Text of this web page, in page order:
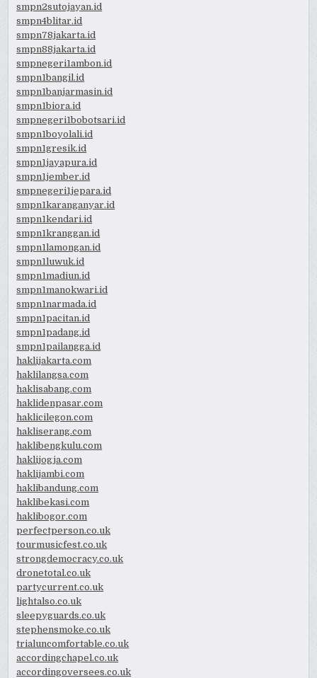
smpn2sutojayan.id
smpn4blitar.id
smpn78jakarta.id
smpn88jakarta.id
smpnegeri1ambon.id
smpn1bangil.id
smpn1banjarmasin.id
smpn1biora.id
smpnegeri1bobotsari.id
smpn1boyolali.id
smpn1gresik.id
smpn1jayapura.id
smpn1jember.id
smpnegeri1jepara.id
smpn1karanganyar.id
smpn1kendari.id
smpn1kranggan.id
smpn1lamongan.id
smpn1luwuk.id
smpn1madiun.id
smpn1manokwari.id
smpn1narmada.id
smpn1pacitan.id
smpn1padang.id
smpn1pailangga.id
haklijakarta.com
haklilangsa.com
haklisabang.com
haklidenpasar.com
haklicilegon.com
hakliserang.com
haklibengkulu.com
haklijogja.com
haklijambi.com
haklibandung.com
haklibekasi.com
haklibogor.com
perfectperson.co.uk
tourmusicfest.co.uk
strongdemocracy.co.uk
dronetotal.co.uk
partycurrent.co.uk
lightalso.co.uk
sleepyguards.co.uk
stephensmoke.co.uk
trialuncomfortable.co.uk
accordingchapel.co.uk
accordingoversees.co.uk